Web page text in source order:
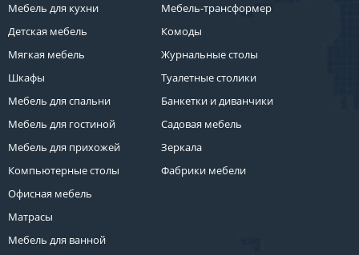
Мебель для кухни
Детская мебель
Мягкая мебель
Шкафы
Мебель для спальни
Мебель для гостиной
Мебель для прихожей
Компьютерные столы
Офисная мебель
Матрасы
Мебель для ванной
Мебель-трансформер
Комоды
Журнальные столы
Туалетные столики
Банкетки и диванчики
Садовая мебель
Зеркала
Фабрики мебели